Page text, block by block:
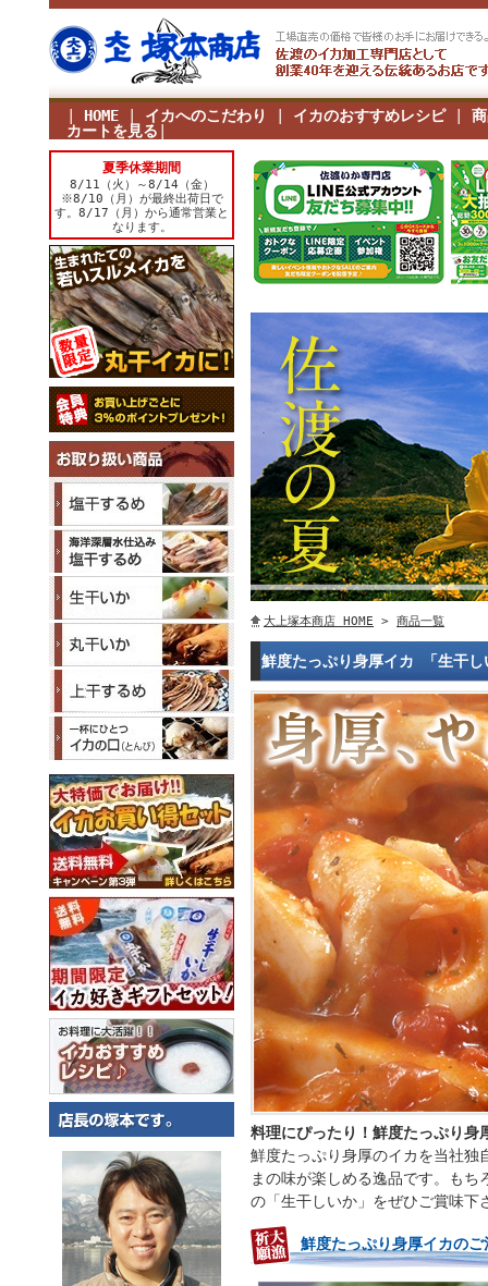
夏季休業期間
8/11（火）～8/14（金）
※8/10（月）が最終出荷日で
す。8/17（月）から通常営業と
なります。
HOME イカへのこだわり イカのおすすめレシピ|
カートを見る
大上塚本商店 HOME > 商品一覧
鮮度たっぷり身厚イカ 「生干
料理にぴったり！鮮度たっぷり身
鮮度たっぷり身厚のイカを当社独
まの味が楽しめる逸品です。も
の「生干しいか」をぜひご賞味下
鮮度たっぷり身厚イカの